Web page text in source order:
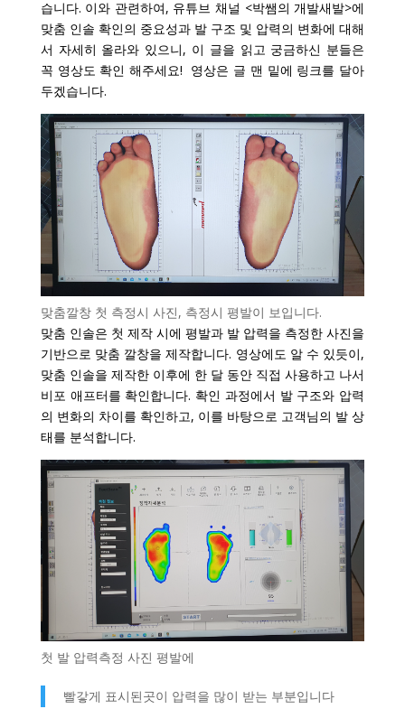
습니다. 이와 관련하여, 유튜브 채널 <박쌤의 개발새발>에
맞춤 인솔 확인의 중요성과 발 구조 및 압력의 변화에 대해
서 자세히 올라와 있으니, 이 글을 읽고 궁금하신 분들은
꼭 영상도 확인 해주세요! 영상은 글 맨 밑에 링크를 달아
두겠습니다.
맞춤깔창 첫 측정시 사진, 측정시 평발이 보입니다.
맞춤 인솔은 첫 제작 시에 평발과 발 압력을 측정한 사진을
기반으로 맞춤 깔창을 제작합니다. 영상에도 알 수 있듯이,
맞춤 인솔을 제작한 이후에 한 달 동안 직접 사용하고 나서
비포 애프터를 확인합니다. 확인 과정에서 발 구조와 압력
의 변화의 차이를 확인하고, 이를 바탕으로 고객님의 발 상
태를 분석합니다.
첫 발 압력측정 사진 평발에
빨갛게 표시된곳이 압력을 많이 받는 부분입니다